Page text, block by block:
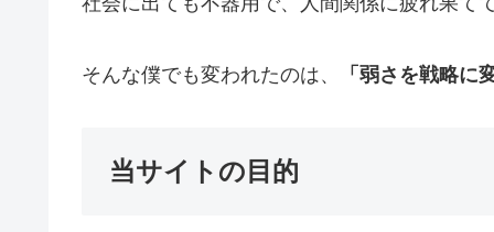
そんな僕でも変われたのは、 「弱さを戦略に
当サイトの目的